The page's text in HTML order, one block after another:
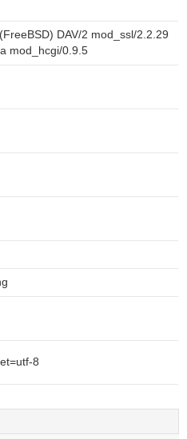
DAV/2 mod_ssl/2.2.29
mod_hcgi/0.9.5
8